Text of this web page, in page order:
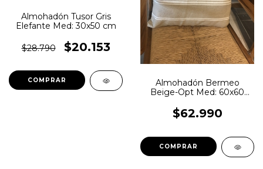
Almohadón Tusor Gris
Elefante Med: 30x50 cm
$28.790 $20.153
Almohadón Bermeo
Beige-Opt Med: 60x60
$62.990